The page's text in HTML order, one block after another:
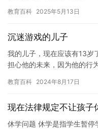
难。但…
教育百科 2025年5月13日
沉迷游戏的儿子
我的儿子，现在应该有13岁
担心他的未来，因为他的行
间，…
教育百科 2024年8月17日
现在法律规定不让孩子
休学问题 休学是指学生暂